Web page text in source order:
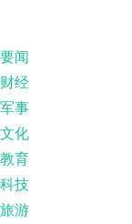
要闻
财经
军事
文化
教育
科技
旅游